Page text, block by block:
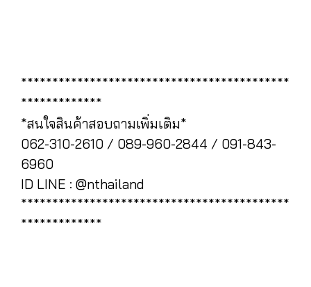
*******************************************
*************
*สนใจสินค้าสอบถามเพิ่มเติม*
062-310-2610 / 089-960-2844 / 091-843-
6960
ID LINE : @nthailand
*******************************************
*************